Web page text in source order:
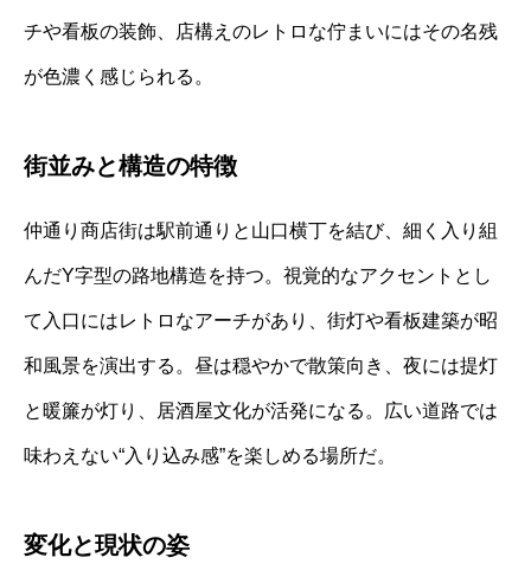
チや看板の装飾、店構えのレトロな佇まいにはその名残
が色濃く感じられる。
街並みと構造の特徴
仲通り商店街は駅前通りと山口横丁を結び、細く入り組
んだY字型の路地構造を持つ。視覚的なアクセントとし
て入口にはレトロなアーチがあり、街灯や看板建築が昭
和風景を演出する。昼は穏やかで散策向き、夜には提灯
と暖簾が灯り、居酒屋文化が活発になる。広い道路では
味わえない“入り込み感”を楽しめる場所だ。
変化と現状の姿